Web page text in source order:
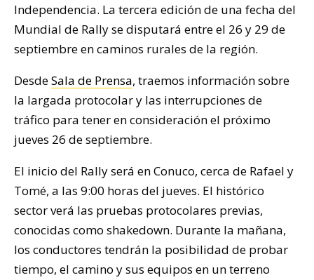
Independencia. La tercera edición de una fecha del
Mundial de Rally se disputará entre el 26 y 29 de
septiembre en caminos rurales de la región.
DesdeSala de Prensa, traemos información sobre
la largada protocolar y las interrupciones de
tráfico para tener en consideración el próximo
jueves 26 de septiembre.
El inicio del Rally será en Conuco, cerca de Rafael y
Tomé, a las 9:00 horas del jueves. El histórico
sector verá las pruebas protocolares previas,
conocidas como shakedown. Durante la mañana,
los conductores tendrán la posibilidad de probar
tiempo, el camino y sus equipos en un terreno